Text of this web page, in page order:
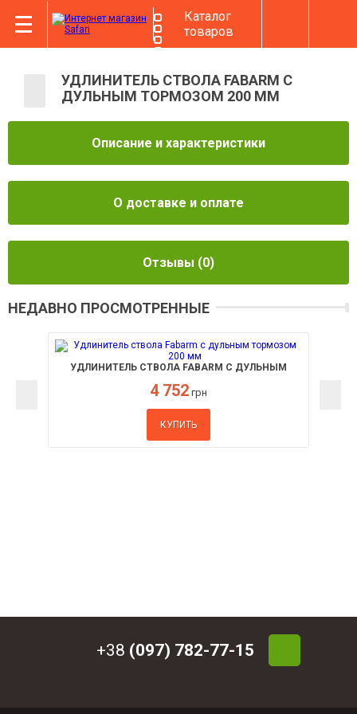
Каталог
товаров
УДЛИНИТЕЛЬ СТВОЛА FABARM С
ДУЛЬНЫМ ТОРМОЗОМ 200 ММ
Описание и характеристики
О доставке и оплате
Отзывы (0)
НЕДАВНО ПРОСМОТРЕННЫЕ
УДЛИНИТЕЛЬ СТВОЛА FABARM С ДУЛЬНЫМ
4 752 грн
КУПИТЬ
+38 (097) 782-77-15